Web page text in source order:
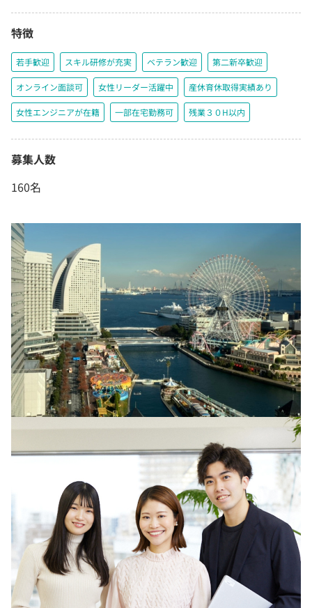
特徴
若手歓迎 スキル研修が充実 ベテラン歓迎 第二新卒歓迎
オンライン面談可 女性リーダー活躍中 産休育休取得実績あり
女性エンジニアが在籍 一部在宅勤務可 残業３０H以内
募集人数
160名